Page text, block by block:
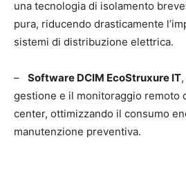
una tecnologia di isolamento
pura, riducendo drasticamente
sistemi di distribuzione elettrica.
– Software DCIM EcoStruxure IT
gestione e il monitoraggio remoto
center, ottimizzando il consumo
manutenzione preventiva.